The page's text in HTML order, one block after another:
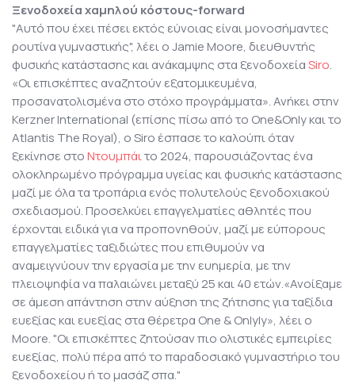
Ξενοδοχεία χαμηλού κόστους-forward
"Αυτό που έχει πέσει εκτός εύνοιας είναι μονοσήμαντες
ρουτίνα γυμναστικής", λέει ο Jamie Moore, διευθυντής
φυσικής κατάστασης και ανάκαμψης στα ξενοδοχείαSiro.
«Οι επισκέπτες αναζητούν εξατομικευμένα,
προσανατολισμένα στο στόχο προγράμματα». Ανήκει στην
Kerzner International (επίσης πίσω από το One&Only και το
Atlantis The Royal), ο Siro έσπασε το καλούπι όταν
ξεκίνησε στοΝτουμπάιτο 2024, παρουσιάζοντας ένα
ολοκληρωμένο πρόγραμμα υγείας και φυσικής κατάστασης
μαζί με όλα τα τροπάρια ενός πολυτελούς ξενοδοχιακού
σχεδιασμού. Προσελκύει επαγγελματίες αθλητές που
έρχονται ειδικά για να προπονηθούν, μαζί με εύπορους
επαγγελματίες ταξιδιώτες που επιθυμούν να
αναμειγνύουν την εργασία με την ευημερία, με την
πλειοψηφία να παλαιώνει μεταξύ 25 και 40 ετών.«Ανοίξαμε
σε άμεση απάντηση στην αύξηση της ζήτησης για ταξίδια
ευεξίας και ευεξίας στα θέρετρα One & Onlyly», λέει ο
Moore. "Οι επισκέπτες ζητούσαν πιο ολιστικές εμπειρίες
ευεξίας, πολύ πέρα από το παραδοσιακό γυμναστήριο του
ξενοδοχείου ή το μασάζ σπα."